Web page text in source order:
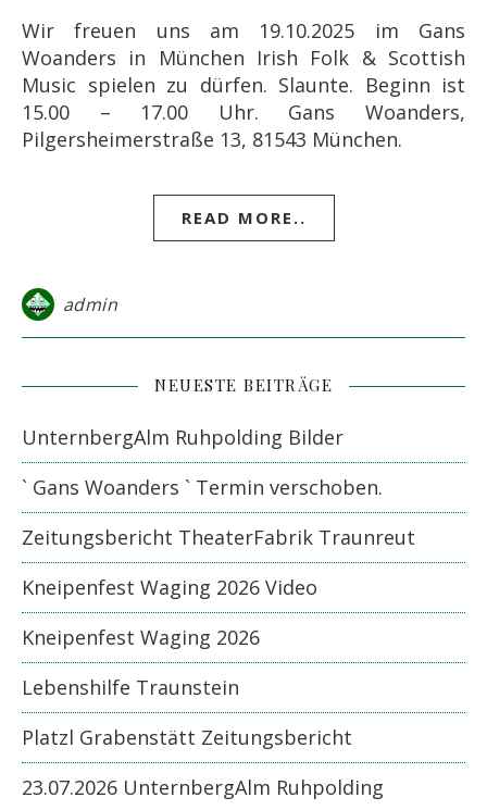
Wir freuen uns am 19.10.2025 im Gans
Woanders in München Irish Folk & Scottish
Music spielen zu dürfen. Slaunte. Beginn ist
15.00 – 17.00 Uhr. Gans Woanders,
Pilgersheimerstraße 13, 81543 München.
READ MORE..
admin
NEUESTE BEITRÄGE
UnternbergAlm Ruhpolding Bilder
` Gans Woanders ` Termin verschoben.
Zeitungsbericht TheaterFabrik Traunreut
Kneipenfest Waging 2026 Video
Kneipenfest Waging 2026
Lebenshilfe Traunstein
Platzl Grabenstätt Zeitungsbericht
23.07.2026 UnternbergAlm Ruhpolding